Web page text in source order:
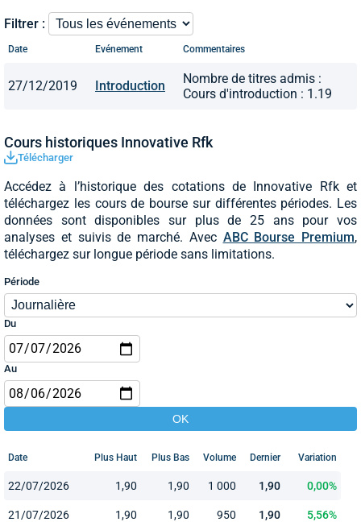
Filtrer :
Date Evénement Commentaires
27/12/2019 Introduction
Nombre de titres admis :
Cours d'introduction : 1.19
Cours historiques Innovative Rfk
Télécharger
Accédez à l’historique des cotations de Innovative Rfk et
téléchargez les cours de bourse sur différentes périodes. Les
données sont disponibles sur plus de 25 ans pour vos
analyses et suivis de marché. Avec ABC Bourse Premium,
téléchargez sur longue période sans limitations.
Période
Du
Au
Date Plus Haut Plus Bas Volume Dernier Variation
22/07/2026 1,90 1,90 1 000 1,90 0,00%
21/07/2026 1,90 1,90 950 1,90 5,56%